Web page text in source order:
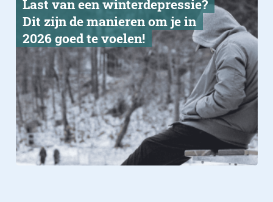
Last van een winterdepressie?
Dit zijn de manieren om je in
2026 goed te voelen!